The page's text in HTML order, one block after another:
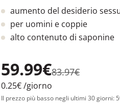
aumento del desiderio
per uomini e coppie
alto contenuto di saponine
59.99€83.97€
0.25€/giorno
Il prezzo più basso negli ultimi 30 giorni: